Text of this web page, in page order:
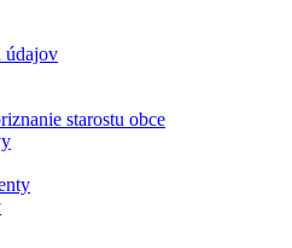
údajov
starostu obce